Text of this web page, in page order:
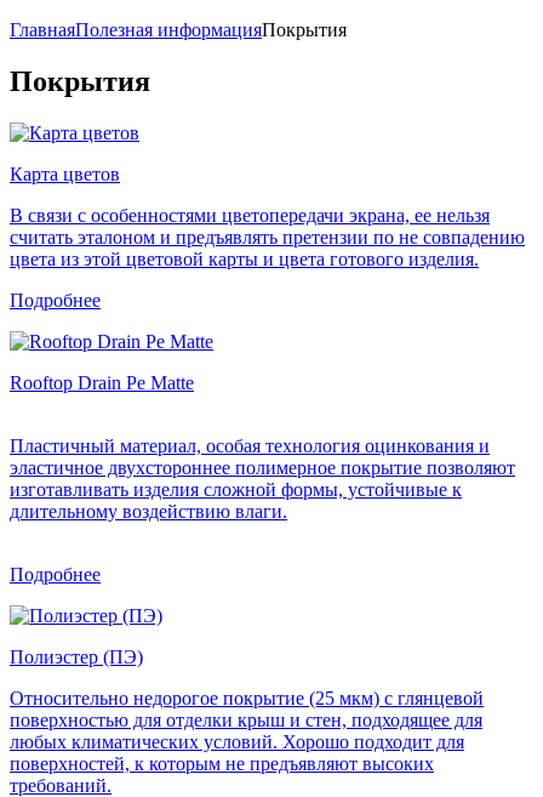
ГлавнаяПолезная информацияПокрытия
Покрытия
Карта цветов
В связи с особенностями цветопередачи экрана, ее нельзя
считать эталоном и предъявлять претензии по не совпадению
цвета из этой цветовой карты и цвета готового изделия.
Подробнее
Rooftop Drain Pe Matte
Пластичный материал, особая технология оцинкования и
эластичное двухстороннее полимерное покрытие позволяют
изготавливать изделия сложной формы, устойчивые к
длительному воздействию влаги.
Подробнее
Полиэстер (ПЭ)
Относительно недорогое покрытие (25 мкм) с глянцевой
поверхностью для отделки крыш и стен, подходящее для
любых климатических условий. Хорошо подходит для
поверхностей, к которым не предъявляют высоких
требований.